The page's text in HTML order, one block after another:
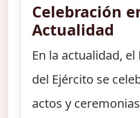
Celebración
Actualidad
En la actualidad,
del Ejército se
actos y